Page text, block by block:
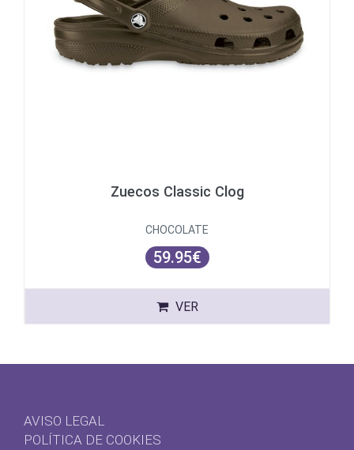
Zuecos Classic Clog
CHOCOLATE
59.95€
VER
AVISO LEGAL
POLÍTICA DE COOKIES